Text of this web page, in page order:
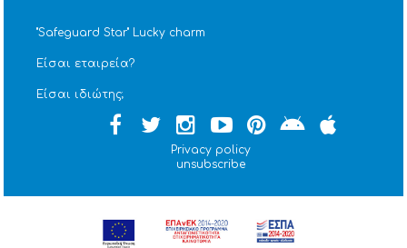
''Safeguard Star'' Lucky charm
Είσαι εταιρεία?
Είσαι ιδιώτης;
Privacy policy
unsubscribe